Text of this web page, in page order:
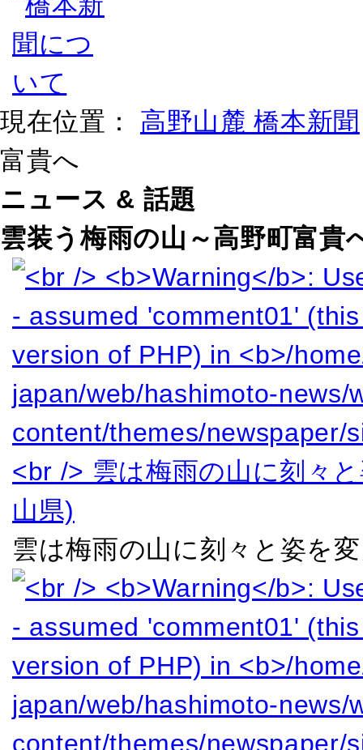
現在位置： 高野山麓 橋本新聞
富貴へ
ニュース & 話題
雲装う梅雨の山～高野町富貴
雲は梅雨の山に刻々と姿を